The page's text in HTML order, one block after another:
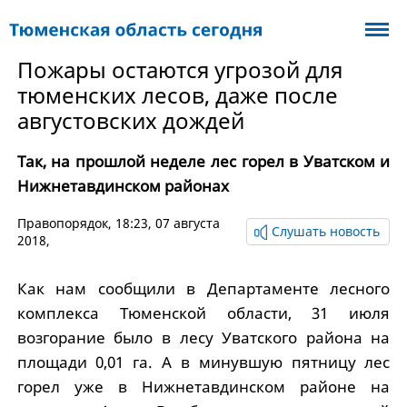
Пожары остаются угрозой для
тюменских лесов, даже после
августовских дождей
Так, на прошлой неделе лес горел в Уватском и
Нижнетавдинском районах
Правопорядок, 18:23, 07 августа
2018,
Слушать новость
Как нам сообщили в Департаменте лесного
комплекса Тюменской области, 31 июля
возгорание было в лесу Уватского района на
площади 0,01 га. А в минувшую пятницу лес
горел уже в Нижнетавдинском районе на